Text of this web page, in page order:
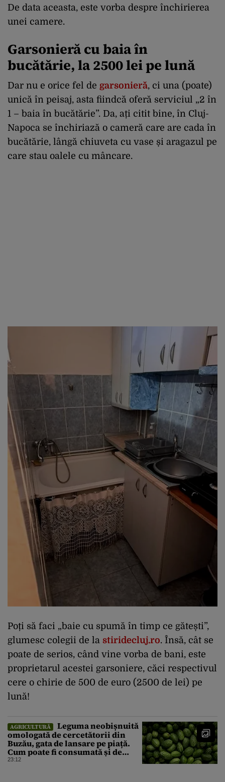
De data aceasta, este vorba despre închirierea
unei camere.
Garsonieră cu baia în
bucătărie, la 2500 lei pe lună
Dar nu e orice fel de garsonieră, ci una (poate)
unică în peisaj, asta fiindcă oferă serviciul „2 în
1 – baia în bucătărie”. Da, ați citit bine, în Cluj-
Napoca se închiriază o cameră care are cada în
bucătărie, lângă chiuveta cu vase și aragazul pe
care stau oalele cu mâncare.
Poți să faci „baie cu spumă în timp ce gătești”,
glumesc colegii de la stiridecluj.ro. Însă, cât se
poate de serios, când vine vorba de bani, este
proprietarul acestei garsoniere, căci respectivul
cere o chirie de 500 de euro (2500 de lei) pe
lună!
AGRICULTURĂ
Leguma neobișnuită
omologată de cercetătorii din
Buzău, gata de lansare pe piață.
Cum poate fi consumată și de
unde provine soiul
23:12